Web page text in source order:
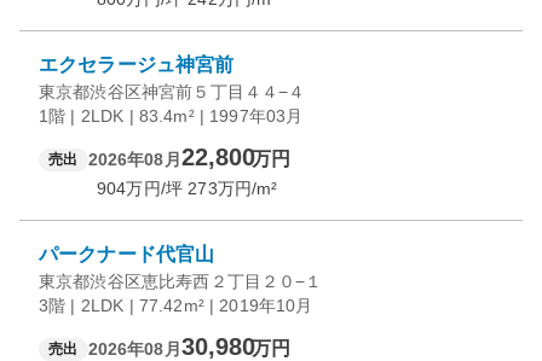
エクセラージュ神宮前
東京都渋谷区神宮前５丁目４４−４
1階 | 2LDK | 83.4m² | 1997年03月
売出 2026年08月 22,800万円
904万円/坪 273万円/m²
パークナード代官山
東京都渋谷区恵比寿西２丁目２０−１
3階 | 2LDK | 77.42m² | 2019年10月
売出 2026年08月 30,980万円